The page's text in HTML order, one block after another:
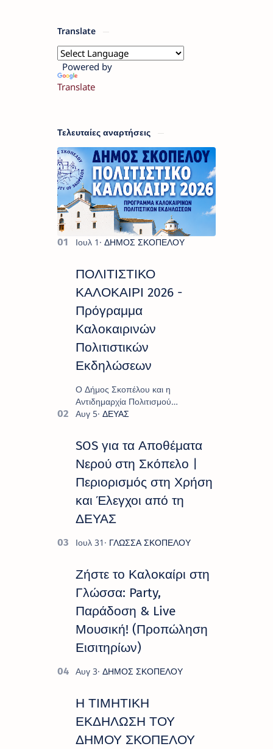
Translate
Powered by
Translate
Τελευταίες αναρτήσεις
ΠΟΛΙΤΙΣΤΙΚΟ
ΚΑΛΟΚΑΙΡΙ 2026 -
Πρόγραμμα
Καλοκαιρινών
Πολιτιστικών
Εκδηλώσεων
Ο Δήμος Σκοπέλου και η
Αντιδημαρχία Πολιτισμού
παρουσιάζουν το πρόγραμμα «
πλούσιο και πολυσυλλεκτικό
πρόγραμμα εκδ…
SOS για τα Αποθέματα
Νερού στη Σκόπελο |
Περιορισμός στη Χρήση
και Έλεγχοι από τη
ΔΕΥΑΣ
Ζήστε το Καλοκαίρι στη
Γλώσσα: Party,
Παράδοση & Live
Μουσική! (Προπώληση
Εισιτηρίων)
Η ΤΙΜΗΤΙΚΗ
ΕΚΔΗΛΩΣΗ ΤΟΥ
ΔΗΜΟΥ ΣΚΟΠΕΛΟΥ